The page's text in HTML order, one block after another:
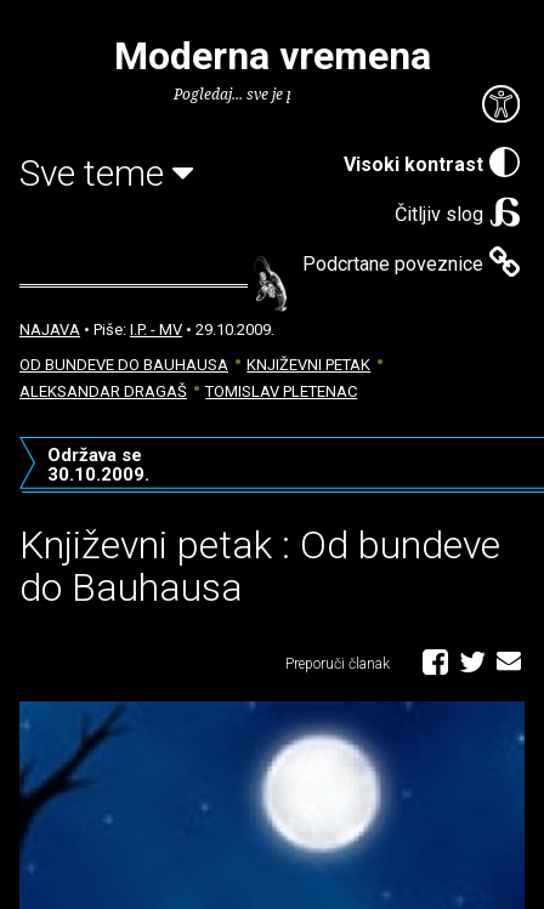
Visoki kontrast
Čitljiv slog
Podcrtane poveznice
Moderna vremena
Pogledaj... sve je puno knjiga.
Sve teme
NAJAVA • Piše: I.P. - MV • 29.10.2009.
OD BUNDEVE DO BAUHAUSA
KNJIŽEVNI PETAK
ALEKSANDAR DRAGAŠ
TOMISLAV PLETENAC
Književni petak : Od bundeve
do Bauhausa
Održava se
30.10.2009.
Preporuči članak